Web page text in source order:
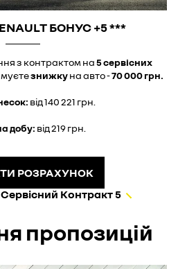
БОНУС +5 ***
з контрактом на5 сервісних
знижкуна авто -70 000 грн.
від 140 221 грн.
добу: від 219 грн.
РОЗРАХУНОК
Контракт 5
пропозицій